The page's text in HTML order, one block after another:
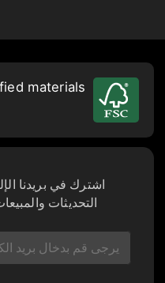
materials
اشترك في بريدنا
التحديثات